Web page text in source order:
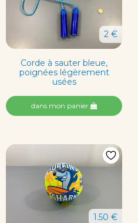
2 €
Corde à sauter bleue,
poignées légèrement
usées
dans mon panier
1.50 €